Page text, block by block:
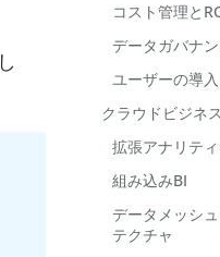
コスト管理と
データガバナ
ユーザーの導
クラウドビジネ
拡張アナリテ
組み込みBI
データメッシ
テクチャ